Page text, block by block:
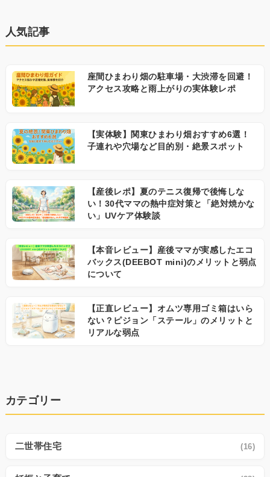
人気記事
座間ひまわり畑の駐車場・大渋滞を回避！
アクセス攻略と雨上がりの実体験レポ
【実体験】関東ひまわり畑おすすめ6選！
子連れや穴場など目的別・絶景スポット
【産後レポ】夏のテニス復帰で後悔しな
い！30代ママの熱中症対策と「絶対焼かな
い」UVケア体験談
【本音レビュー】産後ママが実感したエコ
バックス(DEEBOT mini)のメリットと弱点
について
【正直レビュー】オムツ専用ゴミ箱はいら
ない？ピジョン「ステール」のメリットと
リアルな弱点
カテゴリー
二世帯住宅 (16)